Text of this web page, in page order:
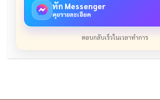
ทัก Messenger
คุยรายละเอียด
ตอบกลับเร็วในเวลาทำการ